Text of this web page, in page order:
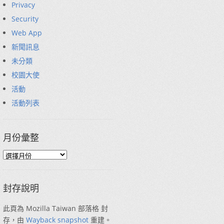
Privacy
Security
Web App
新聞訊息
未分類
校園大使
活動
活動列表
月份彙整
封存說明
此頁為 Mozilla Taiwan 部落格 封
存，由 Wayback snapshot 重建。